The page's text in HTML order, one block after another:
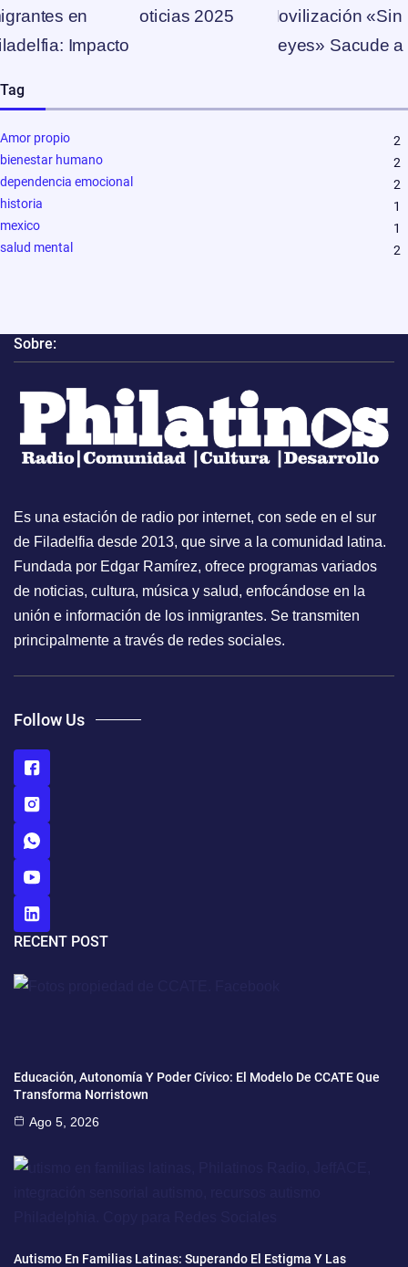
Tag
Amor propio
2
bienestar humano
2
dependencia emocional
2
historia
1
mexico
1
salud mental
2
Sobre:
Es una estación de radio por internet, con sede en el sur
de Filadelfia desde 2013, que sirve a la comunidad latina.
Fundada por Edgar Ramírez, ofrece programas variados
de noticias, cultura, música y salud, enfocándose en la
unión e información de los inmigrantes. Se transmiten
principalmente a través de redes sociales.
Follow Us
RECENT POST
Educación, Autonomía Y Poder Cívico: El Modelo De CCATE Que
Transforma Norristown
Ago 5, 2026
Autismo En Familias Latinas: Superando El Estigma Y Las